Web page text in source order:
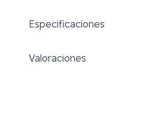
Especificaciones
Valoraciones